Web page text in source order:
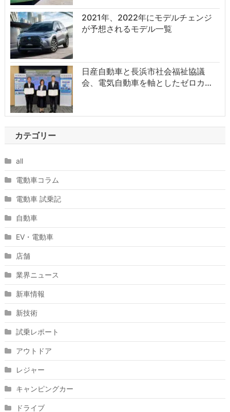
2021年、2022年にモデルチェンジ
が予想されるモデル一覧
日産自動車と長浜市社会福祉協議
会、電気自動車を軸としたゼロカ…
カテゴリー
all
電動車コラム
電動車 試乗記
自動車
EV・電動車
店舗
業界ニュース
新車情報
新技術
試乗レポート
アウトドア
レジャー
キャンピングカー
ドライブ